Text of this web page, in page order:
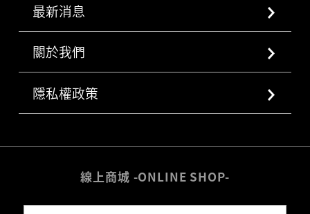
最新消息
關於我們
隱私權政策
線上商城 -ONLINE SHOP-